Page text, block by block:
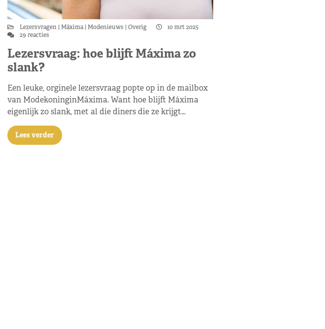
Lezersvragen Máxima Modenieuws Overig
10 mrt 2025
29 reacties
Lezersvraag: hoe blijft Máxima zo
slank?
Een leuke, orginele lezersvraag popte op in de mailbox
van ModekoninginMáxima. Want hoe blijft Máxima
eigenlijk zo slank, met al die diners die ze krijgt…
Lees verder